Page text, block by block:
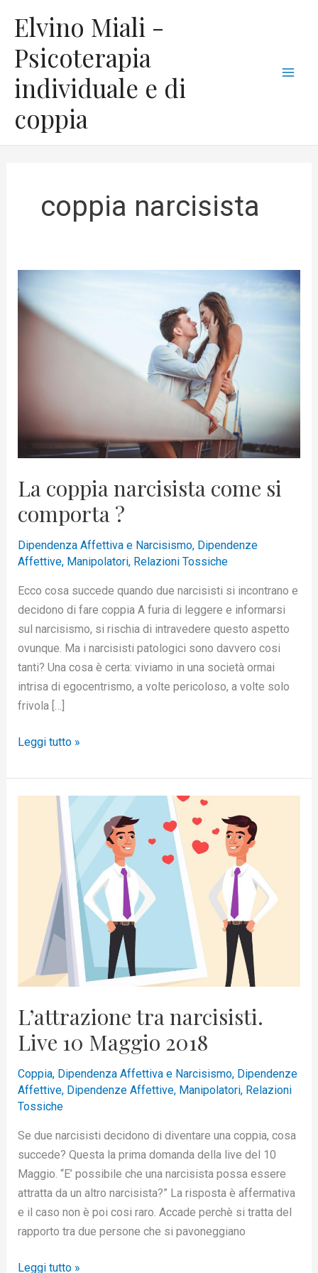
contenuto
Elvino Miali -
Psicoterapia
individuale e di
coppia
coppia narcisista
La coppia narcisista come si
comporta ?
Dipendenza Affettiva e Narcisismo, Dipendenze
Affettive, Manipolatori, Relazioni Tossiche
Ecco cosa succede quando due narcisisti si incontrano e
decidono di fare coppia A furia di leggere e informarsi
sul narcisismo, si rischia di intravedere questo aspetto
ovunque. Ma i narcisisti patologici sono davvero cosi
tanti? Una cosa è certa: viviamo in una società ormai
intrisa di egocentrismo, a volte pericoloso, a volte solo
frivola […]
coppia
narcisista
Leggi tutto »
L’attrazione tra narcisisti.
Live 10 Maggio 2018
Coppia, Dipendenza Affettiva e Narcisismo, Dipendenze
Affettive, Dipendenze Affettive, Manipolatori, Relazioni
Tossiche
Se due narcisisti decidono di diventare una coppia, cosa
succede? Questa la prima domanda della live del 10
Maggio. “E’ possibile che una narcisista possa essere
attratta da un altro narcisista?” La risposta è affermativa
e il caso non è poi cosi raro. Accade perchè si tratta del
rapporto tra due persone che si pavoneggiano
L’attrazione
narcisisti.
Maggio
Leggi tutto »
a
t
e
g
o
r